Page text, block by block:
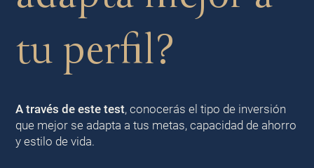
tu perfil?
A través de este test, conocerás el tipo de inversión
que mejor se adapta a tus metas, capacidad de ahorro
y estilo de vida.